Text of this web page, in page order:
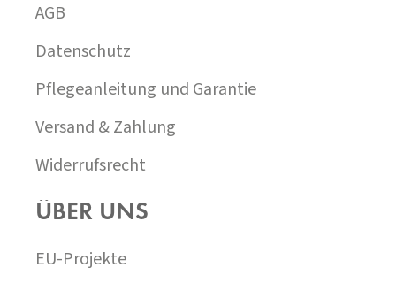
AGB
Datenschutz
Pflegeanleitung und Garantie
Versand & Zahlung
Widerrufsrecht
ÜBER UNS
EU-Projekte